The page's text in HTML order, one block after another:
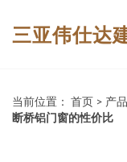
三亚伟仕达
当前位置： 首页 > 产
断桥铝门窗的性价比